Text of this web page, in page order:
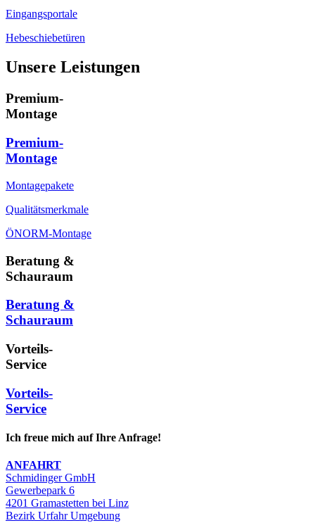
Eingangsportale
Hebeschiebetüren
Unsere Leistungen
Premium-
Montage
Premium-
Montage
Montagepakete
Qualitätsmerkmale
ÖNORM-Montage
Beratung &
Schauraum
Beratung &
Schauraum
Vorteils-
Service
Vorteils-
Service
Ich freue mich auf Ihre Anfrage!
ANFAHRT
Schmidinger GmbH
Gewerbepark 6
4201 Gramastetten bei Linz
Bezirk Urfahr Umgebung